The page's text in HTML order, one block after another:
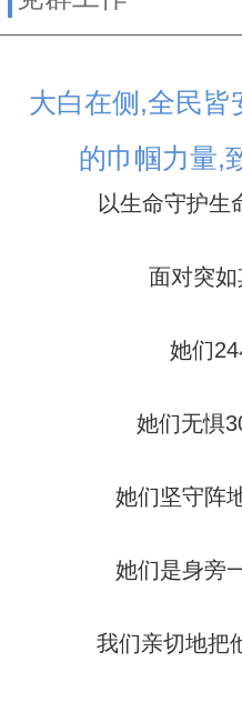
大白在侧,全民皆
的巾帼力量,
以生命守护生
面对突
她们
她们无惧
她们坚守阵
她们是身旁
我们亲切地把